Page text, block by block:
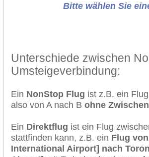
Bitte wählen Sie
Unterschiede zwischen
Umsteigeverbindung:
Ein NonStop Flug ist z.B. ein
also von A nach B ohne
Ein Direktflug ist ein Flug
stattfinden kann, z.B. ein Flug
International Airport] nach